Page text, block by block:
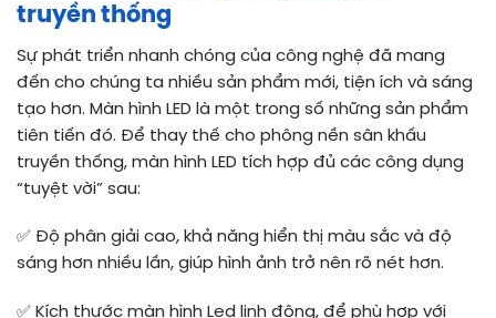
truyền thống
Sự phát triển nhanh chóng của công nghệ đã mang
đến cho chúng ta nhiều sản phẩm mới, tiện ích và sáng
tạo hơn. Màn hình LED là một trong số những sản phẩm
tiên tiến đó. Để thay thế cho phông nền sân khấu
truyền thống, màn hình LED tích hợp đủ các công dụng
“tuyệt vời” sau:
✅ Độ phân giải cao, khả năng hiển thị màu sắc và độ
sáng hơn nhiều lần, giúp hình ảnh trở nên rõ nét hơn.
✅ Kích thước màn hình Led linh động, để phù hợp với